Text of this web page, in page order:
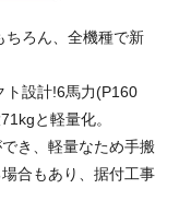
ちろん、全機種で新
ト設計!6馬力(P160
と軽量化。
き、軽量なため手搬
合もあり、据付工事